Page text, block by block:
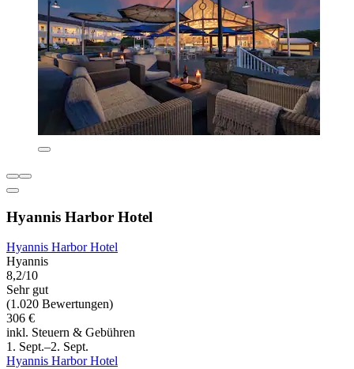
Hyannis Harbor Hotel
Hyannis Harbor Hotel
Hyannis
8,2/10
Sehr gut
(1.020 Bewertungen)
306 €
inkl. Steuern & Gebühren
1. Sept.–2. Sept.
Hyannis Harbor Hotel